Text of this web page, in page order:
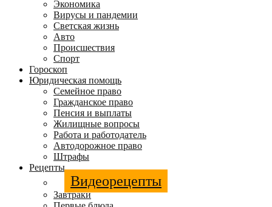
Экономика
Вирусы и пандемии
Светская жизнь
Авто
Происшествия
Спорт
Гороскоп
Юридическая помощь
Семейное право
Гражданское право
Пенсия и выплаты
Жилищные вопросы
Работа и работодатель
Автодорожное право
Штрафы
Рецепты
Видеорецепты
Завтраки